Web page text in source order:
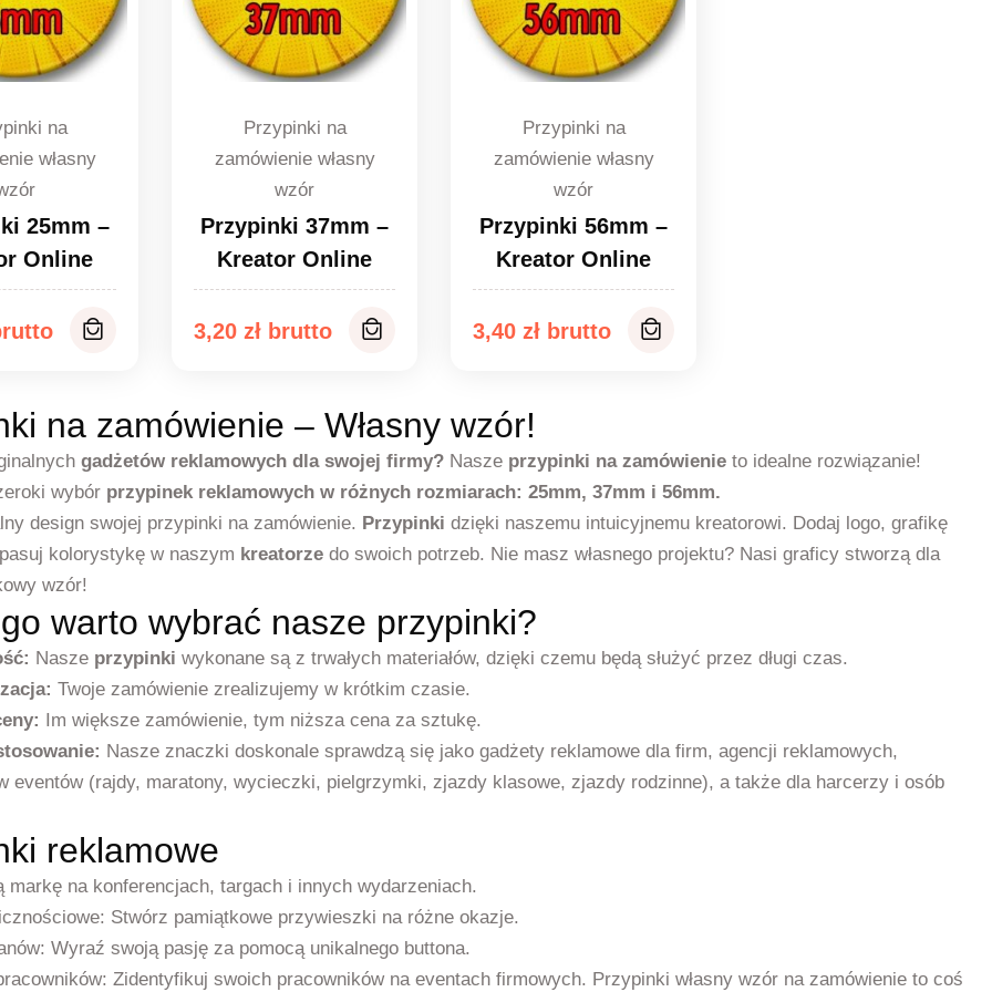
na
własny
25mm –
Online
Przypinki na
zamówienie własny
wzór
Przypinki 37mm –
Kreator Online
3,20 zł
Przypinki na
zamówienie własny
wzór
Przypinki 56mm –
Kreator Online
3,40 zł
na zamówienie – Własny wzór!
gadżetów reklamowych dla swojej firmy? Nasze przypinki na zamówienie to idealne rozwiązanie!
wybór przypinek reklamowych w różnych rozmiarach: 25mm, 37mm i 56mm.
design swojej przypinki na zamówienie. Przypinki dzięki naszemu intuicyjnemu kreatorowi. Dodaj logo, grafikę
kolorystykę w naszym kreatorze do swoich potrzeb. Nie masz własnego projektu? Nasi graficy stworzą dla
wzór!
warto wybrać nasze przypinki?
Nasze przypinki wykonane są z trwałych materiałów, dzięki czemu będą służyć przez długi czas.
Twoje zamówienie zrealizujemy w krótkim czasie.
Im większe zamówienie, tym niższa cena za sztukę.
Nasze znaczki doskonale sprawdzą się jako gadżety reklamowe dla firm, agencji reklamowych,
eventów (rajdy, maratony, wycieczki, pielgrzymki, zjazdy klasowe, zjazdy rodzinne), a także dla harcerzy i osób
reklamowe
markę na konferencjach, targach i innych wydarzeniach.
Stwórz pamiątkowe przywieszki na różne okazje.
Wyraź swoją pasję za pomocą unikalnego buttona.
Zidentyfikuj swoich pracowników na eventach firmowych. Przypinki własny wzór na zamówienie to coś